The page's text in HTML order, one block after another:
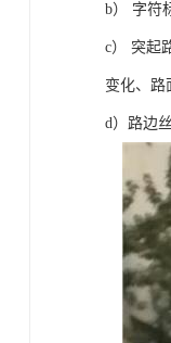
b） 字符
c） 突起
变化、路
d）路边